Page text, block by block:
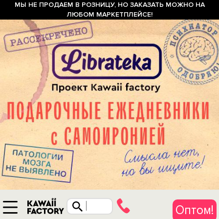
МЫ НЕ ПРОДАЕМ В РОЗНИЦУ, НО ЗАКАЗАТЬ МОЖНО НА
ЛЮБОМ МАРКЕТПЛЕЙСЕ!
Оптом!